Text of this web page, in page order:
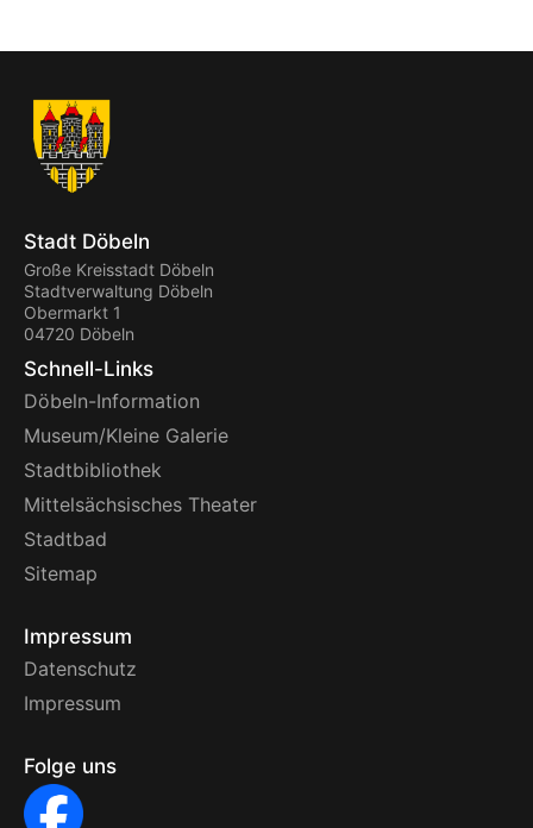
Stadt Döbeln
Große Kreisstadt Döbeln
Stadtverwaltung Döbeln
Obermarkt 1
04720 Döbeln
Schnell-Links
Döbeln-Information
Museum/Kleine Galerie
Stadtbibliothek
Mittelsächsisches Theater
Stadtbad
Sitemap
Impressum
Datenschutz
Impressum
Folge uns